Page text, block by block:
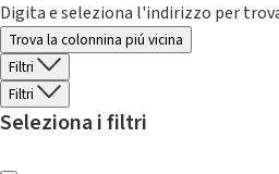
Digita e seleziona l'indirizzo per
Trova la colonnina piú vicina
Filtri
Filtri
Seleziona i filtri